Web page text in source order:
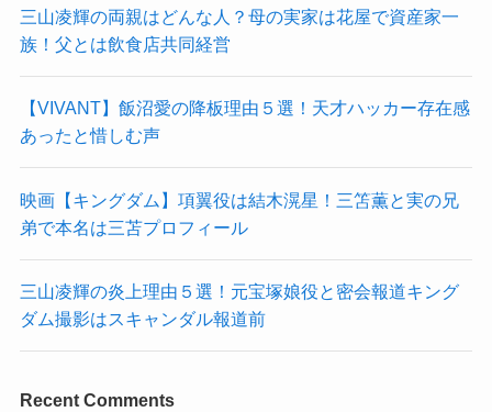
三山凌輝の両親はどんな人？母の実家は花屋で資産家一
族！父とは飲食店共同経営
【VIVANT】飯沼愛の降板理由５選！天才ハッカー存在感
あったと惜しむ声
映画【キングダム】項翼役は結木滉星！三笘薫と実の兄
弟で本名は三苫プロフィール
三山凌輝の炎上理由５選！元宝塚娘役と密会報道キング
ダム撮影はスキャンダル報道前
Recent Comments